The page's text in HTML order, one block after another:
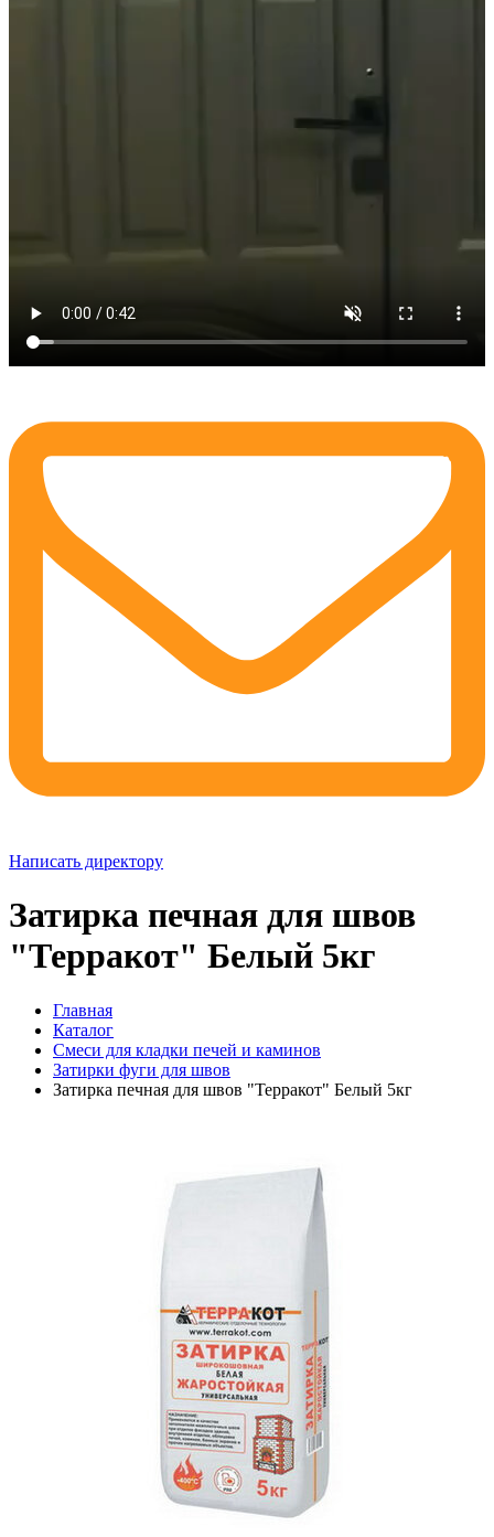
Написать директору
Затирка печная для швов
"Терракот" Белый 5кг
Главная
Каталог
Смеси для кладки печей и каминов
Затирки фуги для швов
Затирка печная для швов "Терракот" Белый 5кг